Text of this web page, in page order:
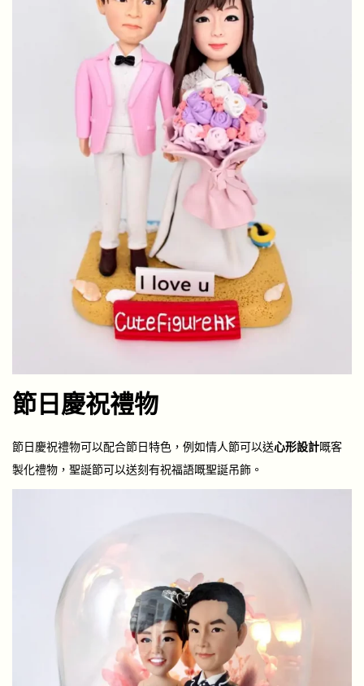
節日慶祝禮物
節日慶祝禮物可以配合節日特色，例如情人節可以送心形設計嘅客
製化禮物，聖誕節可以送刻有祝福語嘅聖誕吊飾。